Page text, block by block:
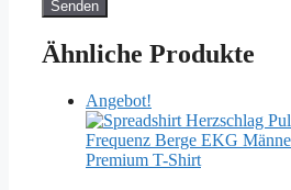
Ähnliche Produkte
Angebot!